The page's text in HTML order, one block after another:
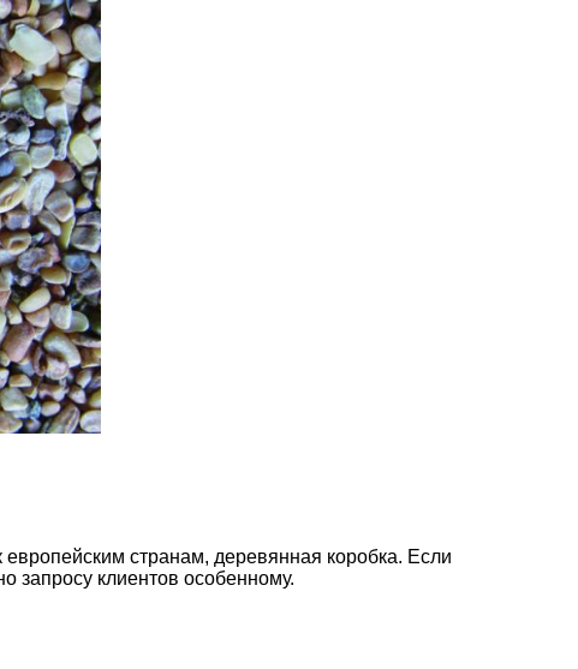
странам, деревянная коробка. Если
запросу клиентов особенному.